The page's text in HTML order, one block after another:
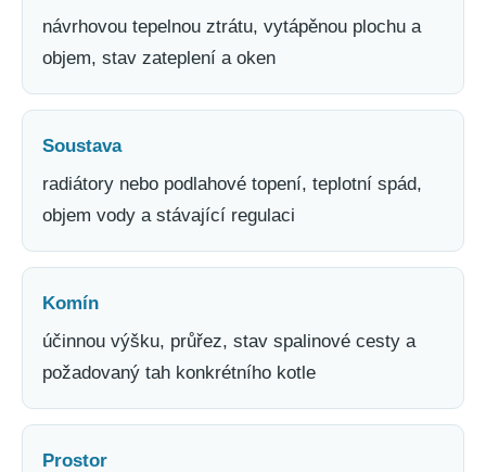
návrhovou tepelnou ztrátu, vytápěnou plochu a
objem, stav zateplení a oken
Soustava
radiátory nebo podlahové topení, teplotní spád,
objem vody a stávající regulaci
Komín
účinnou výšku, průřez, stav spalinové cesty a
požadovaný tah konkrétního kotle
Prostor